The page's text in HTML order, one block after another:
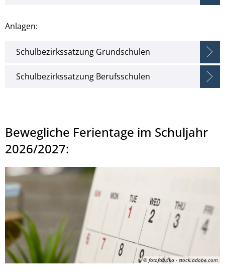
Anlagen:
Schulbezirkssatzung Grundschulen
Schulbezirkssatzung Berufsschulen
Bewegliche Ferientage im Schuljahr
2026/2027:
© fotofabrika - stock.adobe.com